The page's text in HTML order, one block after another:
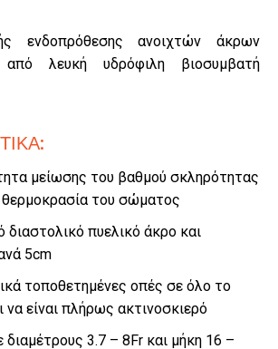
ενδοπρόθεσης ανοιχτών άκρων
λευκή υδρόφιλη βιοσυμβατή
μείωσης του βαθμού σκληρότητας
του σώματος
διαστολικό πυελικό άκρο και
5cm
τοποθετημένες οπές σε όλο το
να είναι πλήρως ακτινοσκιερό
διαμέτρους 3.7 – 8Fr και μήκη 16 –